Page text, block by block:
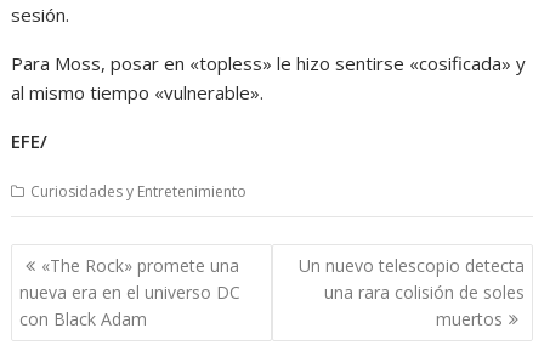
sesión.
Para Moss, posar en «topless» le hizo sentirse «cosificada» y
al mismo tiempo «vulnerable».
EFE/
Curiosidades y Entretenimiento
Navegación
de
entradas
«The Rock» promete una
nueva era en el universo DC
con Black Adam
Un nuevo telescopio detecta
una rara colisión de soles
muertos